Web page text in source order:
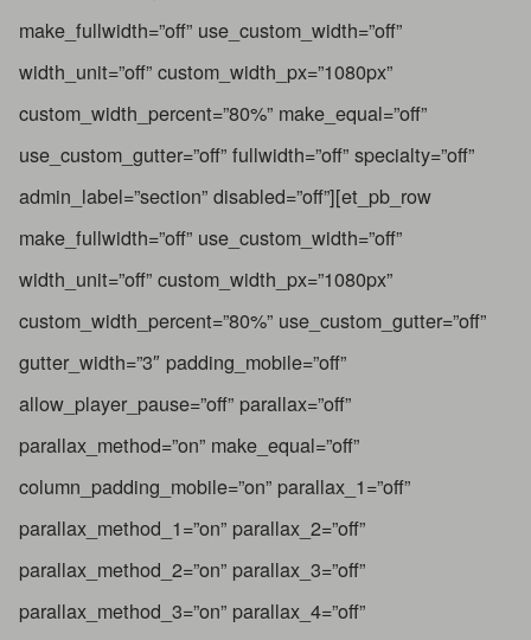
make_fullwidth=”off” use_custom_width=”off”
width_unit=”off” custom_width_px=”1080px”
custom_width_percent=”80%” make_equal=”off”
use_custom_gutter=”off” fullwidth=”off” specialty=”off”
admin_label=”section” disabled=”off”][et_pb_row
make_fullwidth=”off” use_custom_width=”off”
width_unit=”off” custom_width_px=”1080px”
custom_width_percent=”80%” use_custom_gutter=”off”
gutter_width=”3″ padding_mobile=”off”
allow_player_pause=”off” parallax=”off”
parallax_method=”on” make_equal=”off”
column_padding_mobile=”on” parallax_1=”off”
parallax_method_1=”on” parallax_2=”off”
parallax_method_2=”on” parallax_3=”off”
parallax_method_3=”on” parallax_4=”off”